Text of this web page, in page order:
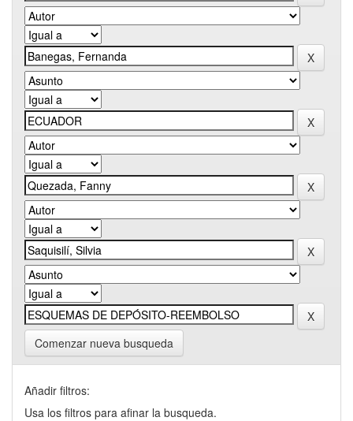
Comenzar nueva busqueda
Añadir filtros:
Usa los filtros para afinar la busqueda.